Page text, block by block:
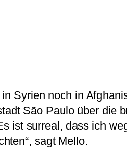
Syrien noch in
São Paulo über die
ist surreal, dass ich
sagt Mello.